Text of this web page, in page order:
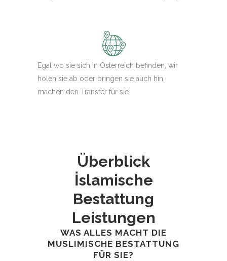
Egal wo sie sich in Österreich befinden, wir
holen sie ab oder bringen sie auch hin,
machen den Transfer für sie
Überblick
İslamische
Bestattung
Leistungen
WAS ALLES MACHT DIE
MUSLIMISCHE BESTATTUNG
FÜR SIE?